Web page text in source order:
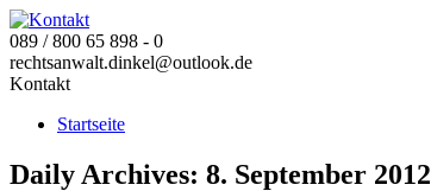
089 / 800 65 898 - 0
rechtsanwalt.dinkel@outlook.de
Kontakt
Startseite
Daily Archives: 8. September 2012